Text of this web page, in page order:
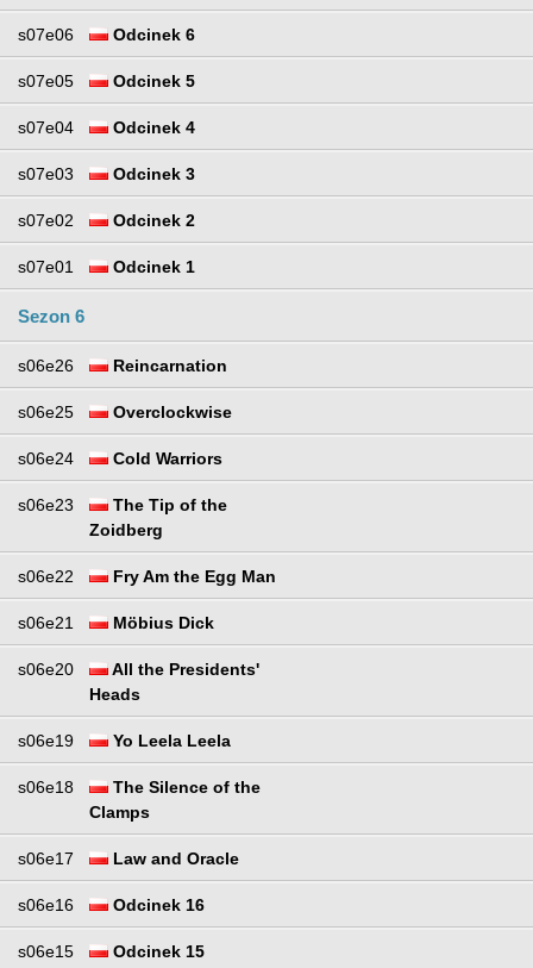
s07e06 Odcinek 6
s07e05 Odcinek 5
s07e04 Odcinek 4
s07e03 Odcinek 3
s07e02 Odcinek 2
s07e01 Odcinek 1
Sezon 6
s06e26 Reincarnation
s06e25 Overclockwise
s06e24 Cold Warriors
s06e23
The Tip of the
Zoidberg
s06e22 Fry Am the Egg Man
s06e21 Möbius Dick
s06e20
All the Presidents'
Heads
s06e19 Yo Leela Leela
s06e18
The Silence of the
Clamps
s06e17 Law and Oracle
s06e16 Odcinek 16
s06e15 Odcinek 15